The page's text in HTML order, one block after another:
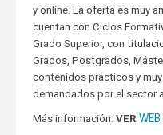
y online. La oferta es muy
cuentan con Ciclos
Grado Superior, con
Grados, Postgrados,
contenidos prácticos y
demandados por el sector
Más información: VER WEB